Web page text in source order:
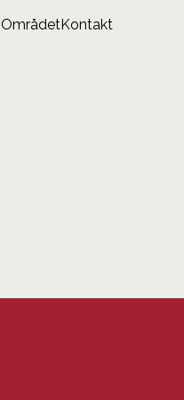
OmrådetKontakt